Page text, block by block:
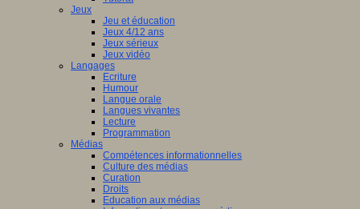
Jeux
Jeu et éducation
Jeux 4/12 ans
Jeux sérieux
Jeux vidéo
Langages
Ecriture
Humour
Langue orale
Langues vivantes
Lecture
Programmation
Médias
Compétences informationnelles
Culture des médias
Curation
Droits
Education aux médias